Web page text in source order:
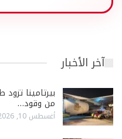
آخر الأخبار
من وقود…
أغسطس 10, 2026